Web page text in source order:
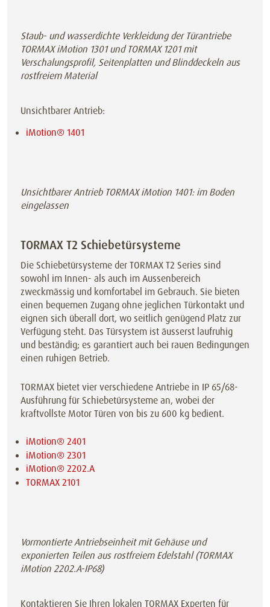
Staub- und wasserdichte Verkleidung der Türantriebe
TORMAX iMotion 1301 und TORMAX 1201 mit
Verschalungsprofil, Seitenplatten und Blinddeckeln aus
rostfreiem Material
Unsichtbarer Antrieb:
iMotion® 1401
Unsichtbarer Antrieb TORMAX iMotion 1401: im Boden
eingelassen
TORMAX T2 Schiebetürsysteme
Die Schiebetürsysteme der TORMAX T2 Series sind
sowohl im Innen- als auch im Aussenbereich
zweckmässig und komfortabel im Gebrauch. Sie bieten
einen bequemen Zugang ohne jeglichen Türkontakt und
eignen sich überall dort, wo seitlich genügend Platz zur
Verfügung steht. Das Türsystem ist äusserst laufruhig
und beständig; es garantiert auch bei rauen Bedingungen
einen ruhigen Betrieb.
TORMAX bietet vier verschiedene Antriebe in IP 65/68-
Ausführung für Schiebetürsysteme an, wobei der
kraftvollste Motor Türen von bis zu 600 kg bedient.
iMotion® 2401
iMotion® 2301
iMotion® 2202.A
TORMAX 2101
Vormontierte Antriebseinheit mit Gehäuse und
exponierten Teilen aus rostfreiem Edelstahl (TORMAX
iMotion 2202.A-IP68)
Kontaktieren Sie Ihren lokalen TORMAX Experten für